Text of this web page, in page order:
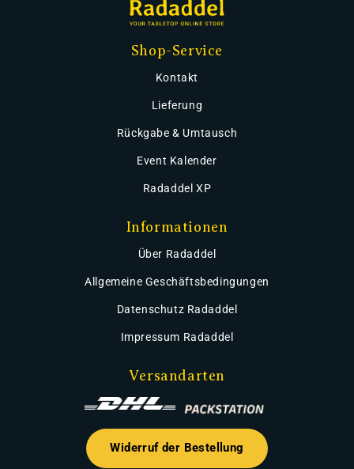
Shop-Service
Kontakt
Lieferung
Rückgabe & Umtausch
Event Kalender
Radaddel XP
Informationen
Über Radaddel
Allgemeine Geschäftsbedingungen
Datenschutz Radaddel
Impressum Radaddel
Versandarten
Widerruf der Bestellung